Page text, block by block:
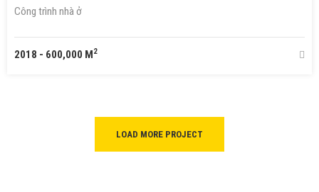
Công trình nhà ở
2018 - 600,000 M2
LOAD MORE PROJECT